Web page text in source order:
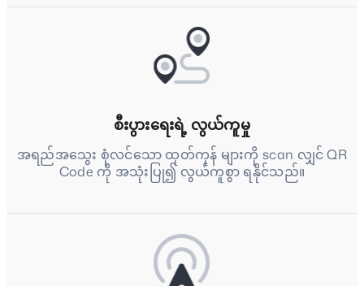
စီးပွားရေးရဲ့ လွယ်ကူမှု
အရည်အသွေး စုံလင်သော ထုတ်ကုန် များကို scan လျှင် QR
Code ကို အသုံးပြု၍ လွယ်ကူစွာ ရနိုင်သည်။